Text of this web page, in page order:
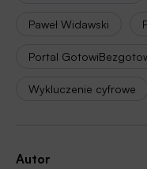
Paweł Widawski
Portal
Wykluczenie cyfrowe
Autor